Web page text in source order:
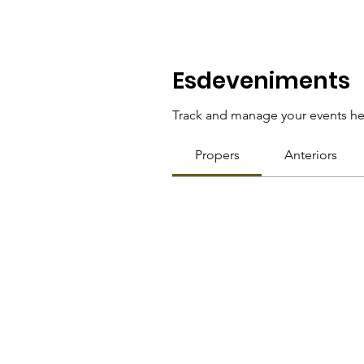
Esdeveniments
Track and manage your events
Propers Anteriors